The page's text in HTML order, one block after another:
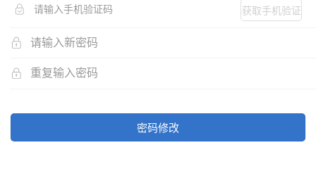
获取手机验证
密码修改